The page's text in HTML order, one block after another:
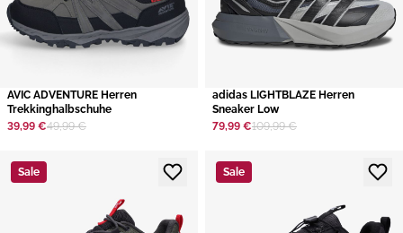
AVIC ADVENTURE Herren
Trekkinghalbschuhe
39,99 €49,99 €
adidas LIGHTBLAZE Herren
Sneaker Low
79,99 €109,99 €
Sale Sale